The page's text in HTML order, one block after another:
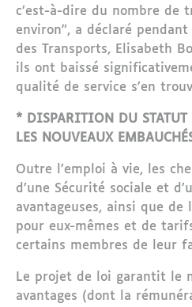
c’est-à-dire du nombre de
environ”, a déclaré
des Transports, Elisabeth
ils ont baissé
qualité de service s’en
* DISPARITION DU STATUT
LES NOUVEAUX
Outre l’emploi à vie, les
d’une Sécurité sociale et
avantageuses, ainsi que
pour eux-mêmes et de
certains membres de leur
Le projet de loi garantit le
avantages (dont la